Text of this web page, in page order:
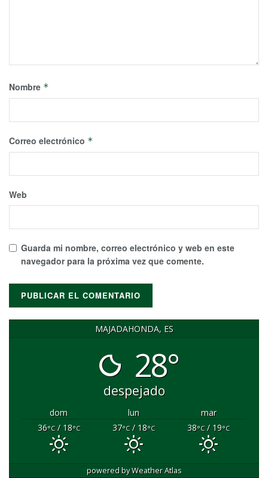
Nombre *
Correo electrónico *
Web
Guarda mi nombre, correo electrónico y web en este
navegador para la próxima vez que comente.
MAJADAHONDA, ES
28°
despejado
dom lun
mar
36°C/ 18°C 37°C/ 18°C 38°C/ 19°C
powered byWeather Atlas